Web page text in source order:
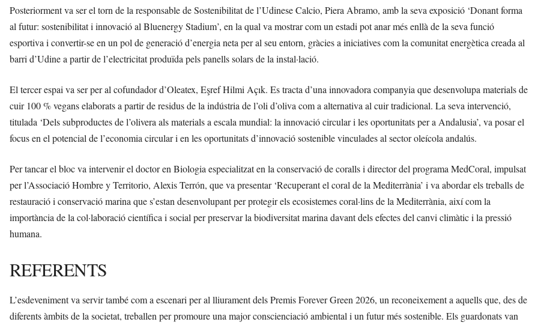
Posteriorment va ser el torn de la responsable de Sostenibilitat de l’Udinese Calcio, Piera Abramo, amb la seva exposició ‘Donant forma
al futur: sostenibilitat i innovació al Bluenergy Stadium’, en la qual va mostrar com un estadi pot anar més enllà de la seva funció
esportiva i convertir-se en un pol de generació d’energia neta per al seu entorn, gràcies a iniciatives com la comunitat energètica creada al
barri d’Udine a partir de l’electricitat produïda pels panells solars de la instal·lació.
El tercer espai va ser per al cofundador d’Oleatex, Eşref Hilmi Açık. Es tracta d’una innovadora companyia que desenvolupa materials de
cuir 100 % vegans elaborats a partir de residus de la indústria de l’oli d’oliva com a alternativa al cuir tradicional. La seva intervenció,
titulada ‘Dels subproductes de l’olivera als materials a escala mundial: la innovació circular i les oportunitats per a Andalusia’, va posar el
focus en el potencial de l’economia circular i en les oportunitats d’innovació sostenible vinculades al sector oleícola andalús.
Per tancar el bloc va intervenir el doctor en Biologia especialitzat en la conservació de coralls i director del programa MedCoral, impulsat
per l’Associació Hombre y Territorio, Alexis Terrón, que va presentar ‘Recuperant el coral de la Mediterrània’ i va abordar els treballs de
restauració i conservació marina que s’estan desenvolupant per protegir els ecosistemes coral·lins de la Mediterrània, així com la
importància de la col·laboració científica i social per preservar la biodiversitat marina davant dels efectes del canvi climàtic i la pressió
humana.
REFERENTS
L’esdeveniment va servir també com a escenari per al lliurament dels Premis Forever Green 2026, un reconeixement a aquells que, des de
diferents àmbits de la societat, treballen per promoure una major conscienciació ambiental i un futur més sostenible. Els guardonats van